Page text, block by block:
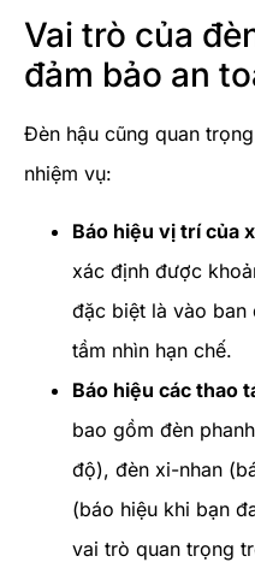
Vai trò của
đảm bảo an
Đèn hậu cũng quan
nhiệm vụ:
Báo hiệu vị trí của
xác định được
đặc biệt là vào ban
tầm nhìn hạn chế.
Báo hiệu các thao
bao gồm đèn
độ), đèn xi-nhan
(báo hiệu khi bạn
vai trò quan trọng